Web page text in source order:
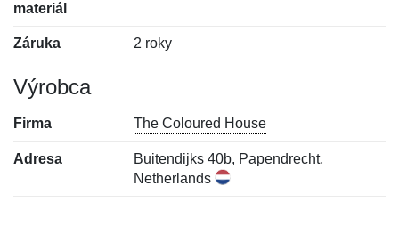
materiál
Záruka 2 roky
Výrobca
Firma The Coloured House
Adresa
Buitendijks 40b, Papendrecht,
Netherlands